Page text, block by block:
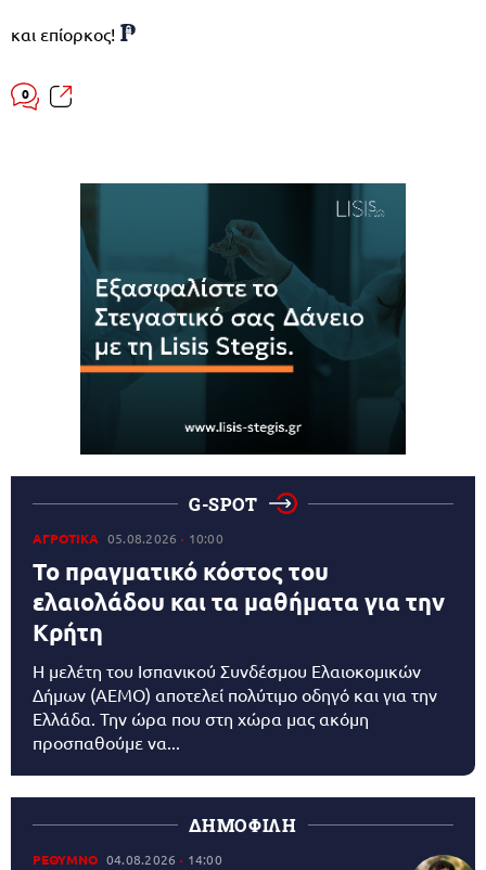
και επίορκος!
0
G-SPOT
ΑΓΡΟΤΙΚΑ 05.08.2026 10:00
Το πραγματικό κόστος του
ελαιολάδου και τα μαθήματα για την
Κρήτη
Η μελέτη του Ισπανικού Συνδέσμου Ελαιοκομικών
Δήμων (AEMO) αποτελεί πολύτιμο οδηγό και για την
Ελλάδα. Την ώρα που στη χώρα μας ακόμη
προσπαθούμε να...
ΔΗΜΟΦΙΛΗ
ΡΕΘΥΜΝΟ 04.08.2026 14:00